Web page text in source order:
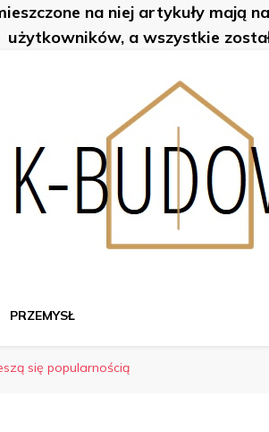
na niej artykuły mają
użytkowników, a wszystkie
PRZEMYSŁ
się popularnością